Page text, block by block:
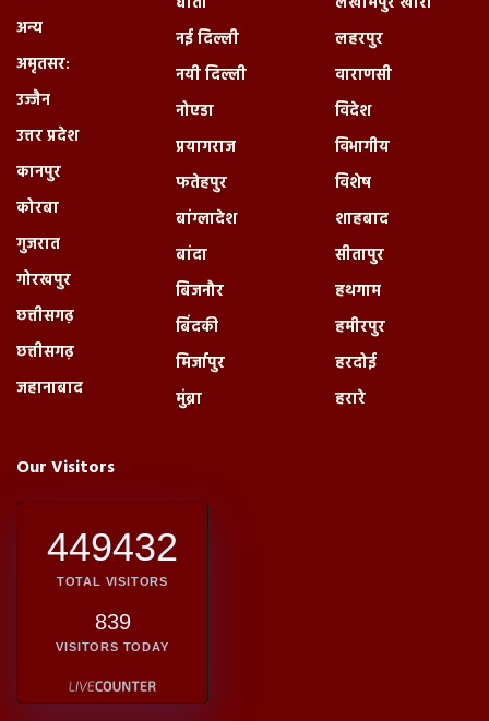
अन्य
अमृतसर:
उज्जैन
उत्तर प्रदेश
कानपुर
कोरबा
गुजरात
गोरखपुर
छत्तीसगढ़
छत्तीसगढ़
जहानाबाद
नई दिल्ली
नयी दिल्ली
नोएडा
प्रयागराज
फतेहपुर
बांग्लादेश
बांदा
बिजनौर
बिंदकी
मिर्जापुर
मुंब्रा
लहरपुर
वाराणसी
विदेश
विभागीय
विशेष
शाहबाद
सीतापुर
हथगाम
हमीरपुर
हरदोई
हरारे
Our Visitors
449432
TOTAL VISITORS
839
VISITORS TODAY